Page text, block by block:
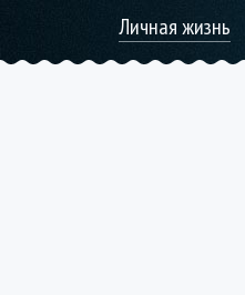
Личная жизнь